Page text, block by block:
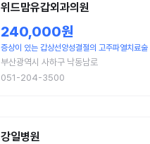
위드맘유갑외과의원
240,000원
증상이 있는 갑상선양성결절의 고주파열치료술
부산광역시 사하구 낙동남로
051-204-3500
강일병원